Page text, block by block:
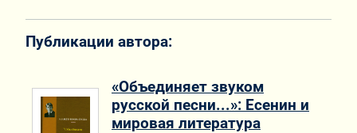
Публикации автора:
«Объединяет звуком
русской песни...»: Есенин и
мировая литература